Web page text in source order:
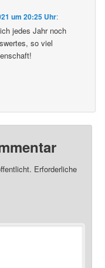
um 20:25 Uhr:
jedes Jahr noch
so viel
Erforderliche